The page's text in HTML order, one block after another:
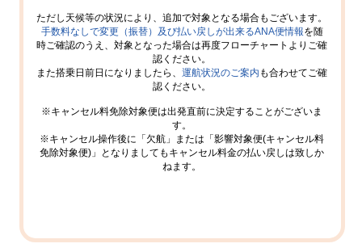
ただし天候等の状況により、追加で対象となる場合もございます。
手数料なしで変更（振替）及び払い戻しが出来るANA便情報を随
時ご確認のうえ、対象となった場合は再度フローチャートよりご確
認ください。
また搭乗日前日になりましたら、運航状況のご案内 も合わせてご確
認ください。
※キャンセル料免除対象便は出発直前に決定することがございま
す。
※キャンセル操作後に「欠航」または「影響対象便(キャンセル料
免除対象便)」となりましてもキャンセル料金の払い戻しは致しか
ねます。